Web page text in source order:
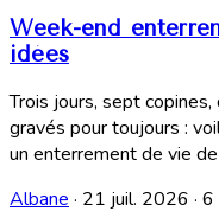
Week-end
idées
Trois jours, sept
gravés pour toujours :
un enterrement de vie de
Albane · 21 juil. 2026 · 6